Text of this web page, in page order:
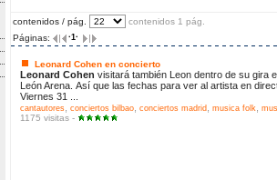
contenidos / pág.
contenidos 1 pág.
Páginas:
·1·
Leonard Cohen en concierto
Leonard Cohen visitará también Leon dentro de su gira
León Arena. Así que las fechas para ver al artista en
Viernes 31 ...
cantautores conciertos bilbao conciertos madrid musica folk
1175 visitas -